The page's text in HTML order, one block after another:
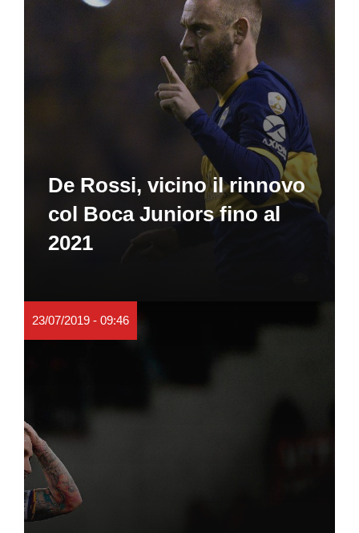
De Rossi, vicino il rinnovo
col Boca Juniors fino al
2021
23/07/2019 - 09:46